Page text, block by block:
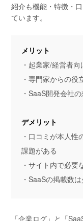
紹介も機能・特徴・
ています。
メリット
・起業家/経営者
・専門家からの役
・SaaS開発会社
デメリット
・口コミが本人
課題がある
・サイト内で必要
・SaaSの掲載数
「企業ログ」と「